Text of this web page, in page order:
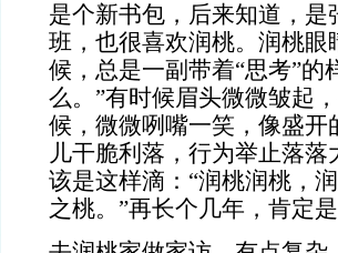
是个新书包，后来知道，
班，也很喜欢润桃。润桃
候，总是一副带着“思考”的
么。”有时候眉头微微皱起
候，微微咧嘴一笑，像盛
儿干脆利落，行为举止落
该是这样滴：“润桃润桃，
之桃。”再长个几年，肯定